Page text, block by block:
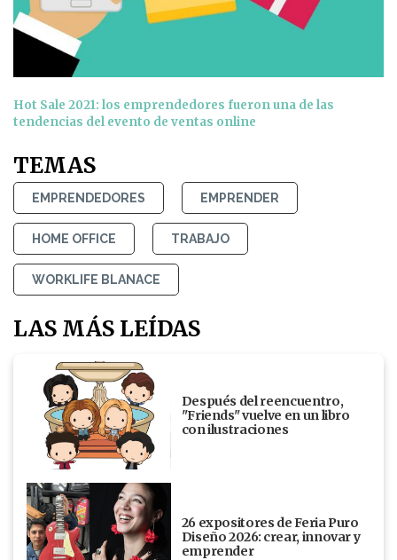
Hot Sale 2021: los emprendedores fueron una de las
tendencias del evento de ventas online
TEMAS
EMPRENDEDORES EMPRENDER
HOME OFFICE TRABAJO
WORKLIFE BLANACE
LAS MÁS LEÍDAS
Después del reencuentro,
"Friends" vuelve en un libro
con ilustraciones
26 expositores de Feria Puro
Diseño 2026: crear, innovar y
emprender